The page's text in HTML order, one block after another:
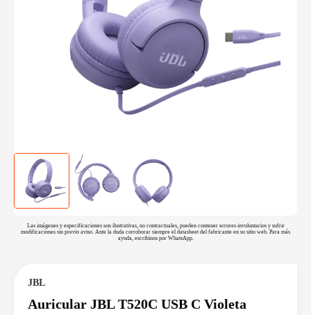
Las imágenes y especificaciones son ilustrativas, no contractuales, pueden contener errores involuntarios y sufrir
modificaciones sin previo aviso. Ante la duda corroborar siempre el datasheet del fabricante en su sitio web. Para más
ayuda, escribinos por WhatsApp.
JBL
Auricular JBL T520C USB C Violeta